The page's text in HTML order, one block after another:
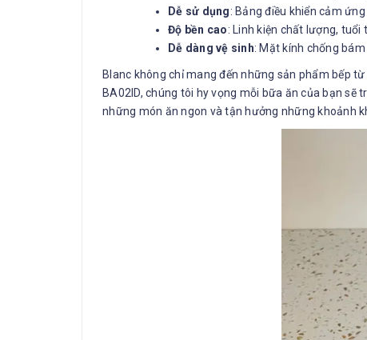
Dễ sử dụng: Bảng điều khiển cảm
Độ bền cao: Linh kiện chất lượng, tuổi
Dễ dàng vệ sinh: Mặt kính chống
Blanc không chỉ mang đến những sản phẩm bếp
BA02ID, chúng tôi hy vọng mỗi bữa ăn của bạn sẽ
những món ăn ngon và tận hưởng những khoảnh